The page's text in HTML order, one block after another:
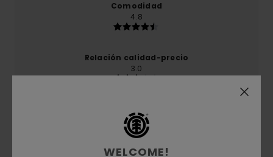
Comodidad
4.8
Relación calidad-precio
3.0
WELCOME!